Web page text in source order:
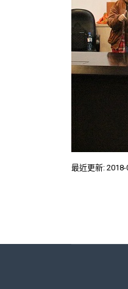
最近更新: 2018-